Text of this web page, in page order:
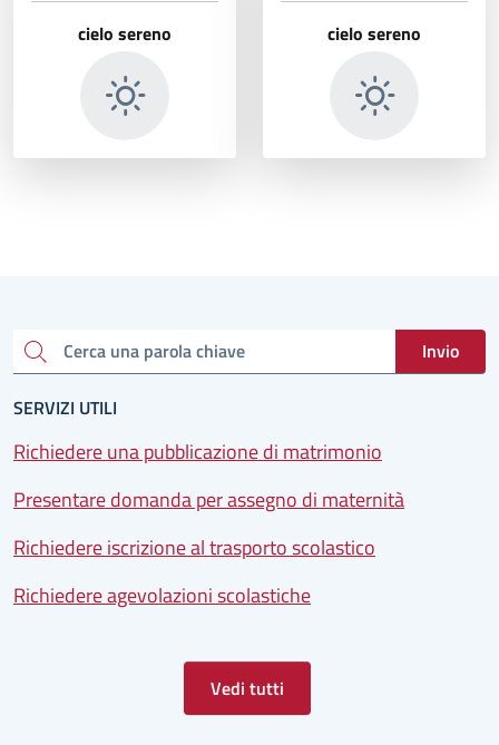
cielo sereno cielo sereno
Cerca una parola chiave Invio
SERVIZI UTILI
Richiedere una pubblicazione di matrimonio
Presentare domanda per assegno di maternità
Richiedere iscrizione al trasporto scolastico
Richiedere agevolazioni scolastiche
Vedi tutti